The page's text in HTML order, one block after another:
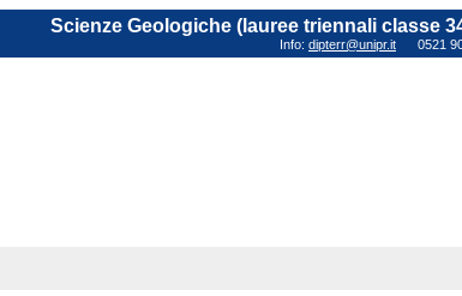
Scienze Geologiche (lauree triennali classe
Info: dipterr@unipr.it 0521